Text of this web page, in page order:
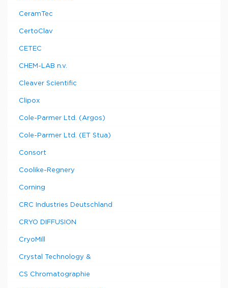
CeramTec
CertoClav
CETEC
CHEM-LAB n.v.
Cleaver Scientific
Clipox
Cole-Parmer Ltd. (Argos)
Cole-Parmer Ltd. (ET Stua)
Consort
Coolike-Regnery
Corning
CRC Industries Deutschland
CRYO DIFFUSION
CryoMill
Crystal Technology &
CS Chromatographie